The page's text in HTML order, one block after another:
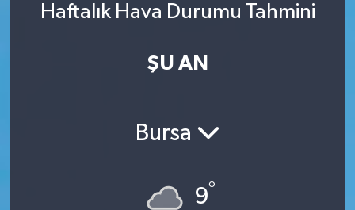
Haftalık Hava Durumu Tahmini
ŞU AN
Bursa
9°
Son Dakika Haberleri